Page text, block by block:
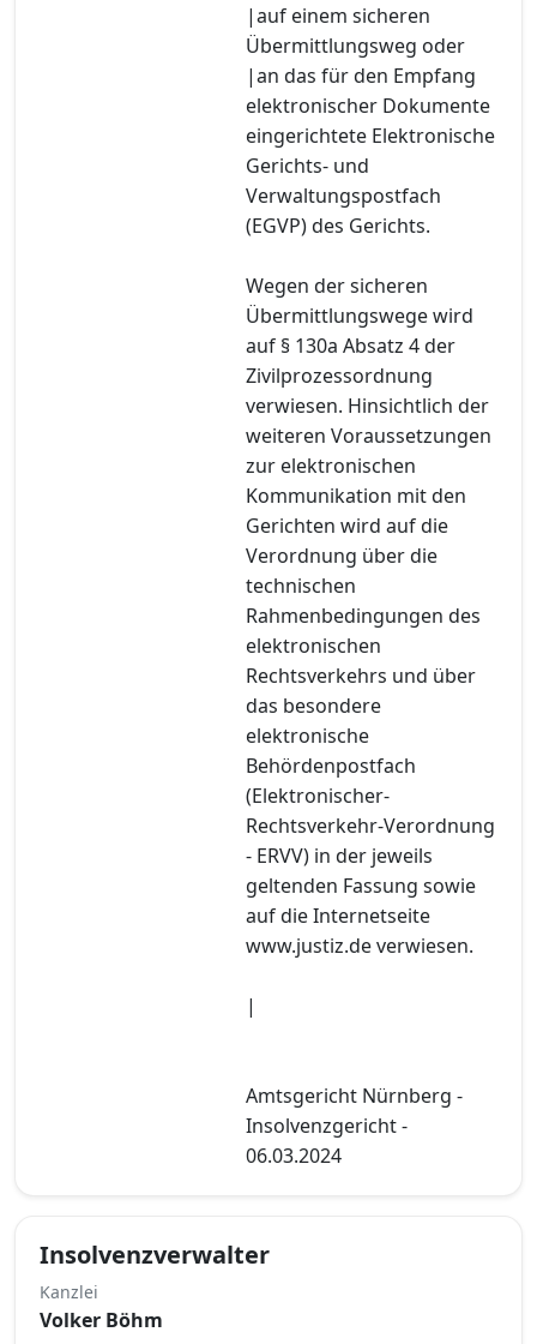
|auf einem sicheren
Übermittlungsweg oder
|an das für den Empfang
elektronischer Dokumente
eingerichtete Elektronische
Gerichts- und
Verwaltungspostfach
(EGVP) des Gerichts.
Wegen der sicheren
Übermittlungswege wird
auf § 130a Absatz 4 der
Zivilprozessordnung
verwiesen. Hinsichtlich der
weiteren Voraussetzungen
zur elektronischen
Kommunikation mit den
Gerichten wird auf die
Verordnung über die
technischen
Rahmenbedingungen des
elektronischen
Rechtsverkehrs und über
das besondere
elektronische
Behördenpostfach
(Elektronischer-
Rechtsverkehr-Verordnung
- ERVV) in der jeweils
geltenden Fassung sowie
auf die Internetseite
www.justiz.de verwiesen.
|
Amtsgericht Nürnberg -
Insolvenzgericht -
06.03.2024
Insolvenzverwalter
Kanzlei
Volker Böhm